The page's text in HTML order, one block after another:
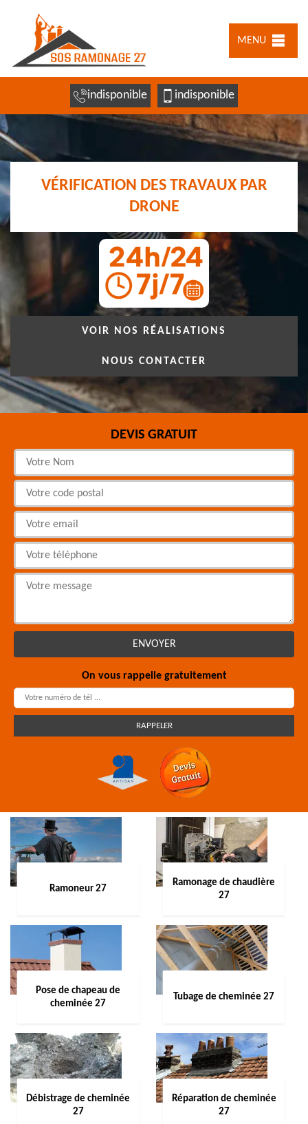
MENU
indisponible indisponible
VÉRIFICATION DES TRAVAUX PAR
DRONE
VOIR NOS RÉALISATIONS
NOUS CONTACTER
DEVIS GRATUIT
On vous rappelle gratuitement
Ramoneur 27
Ramonage de chaudière
27
Pose de chapeau de
cheminée 27
Tubage de cheminée 27
Débistrage de cheminée
27
Réparation de cheminée
27